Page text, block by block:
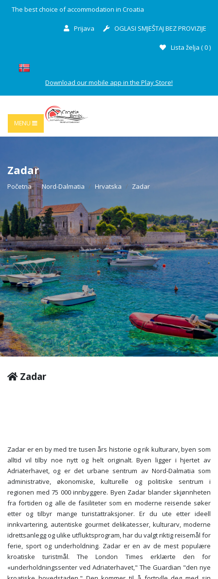
The best choice of accommodation in Croatia
Prijava OGLASI SMJEŠTAJ BEZ PROVIZIJE
Lista želja (0)
Download our mobile app in the Play Store!
MENU
Zadar
Početna Nord-Dalmatia Hrvatska Zadar
Zadar
Zadar er en by med tre tusen års historie og rik kulturarv, byen som
alltid vil tilby noe nytt og helt originalt. Byen ligger i hjertet av
Adriaterhavet, og er det urbane sentrum av Nord-Dalmatia som
administrative, økonomiske, kulturelle og politiske sentrum i
regionen med 75 000 innbyggere. Byen Zadar blander skjønnheten
fra fortiden og alle de fasiliteter som en moderne reisende søker
etter og tilbyr mange turistattraksjoner. Er du ute etter ideell
innkvartering, autentiske gourmet delikatesser, kulturarv, moderne
idrettsanlegg og ulike utfluktsprogram, har du valgt riktig reisemål for
ferie, sport og underholdning. Zadar er en av de mest populære
kroatiske turistmål. The London Times erklærte den for
«underholdningssenter ved Adriaterhavet," The Guardian "den nye